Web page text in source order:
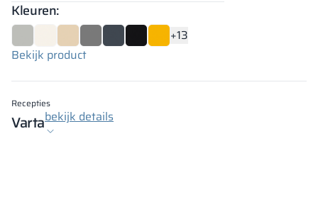
Kleuren:
+13
Bekijk product
Recepties
Vartabekijk details